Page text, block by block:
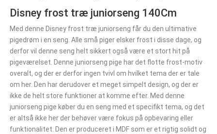
Disney frost træ juniorseng 140Cm
Med denne Disney frost træ juniorseng får du den ultimative
pigedrøm i en seng. Alle små piger elsker frost i disse dage, og
derfor vil denne seng helt sikkert også være et stort hit på
pigeværelset. Denne juniorseng pige har det flotte frost-motiv
overalt, og der er derfor ingen tvivl om hvilket tema der er tale
om her. Den har derudover et meget simpelt design, og der er
ikke de helt store funktioner at komme efter. Med denne
juniorseng pige køber du en seng med et specifikt tema, og det
er altså ikke her der behøver være fokus på opbevaring eller
funktionalitet. Den er produceret i MDF som er et rigtig solidt og